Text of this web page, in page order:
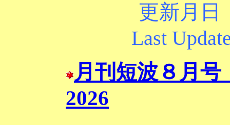
更新月
Last
月刊短波８ 月
2026